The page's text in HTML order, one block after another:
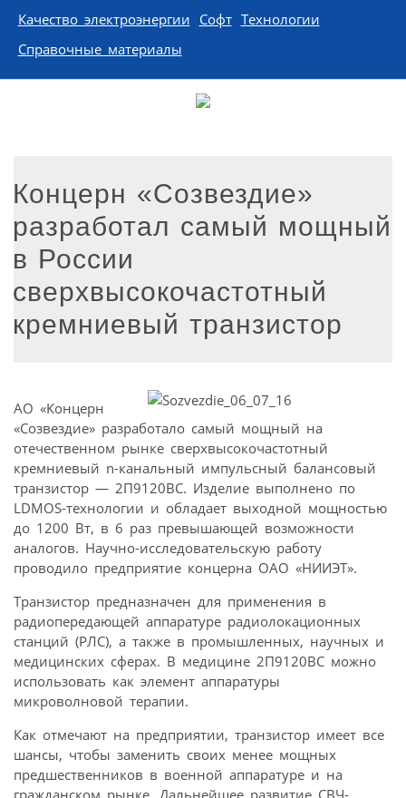
Качество электроэнергии Софт Технологии
Справочные материалы
Концерн «Созвездие»
разработал самый мощный
в России
сверхвысокочастотный
кремниевый транзистор
АО «Концерн
«Созвездие» разработало самый мощный на
отечественном рынке сверхвысокочастотный
кремниевый n-канальный импульсный балансовый
транзистор — 2П9120ВС. Изделие выполнено по
LDMOS-технологии и обладает выходной мощностью
до 1200 Вт, в 6 раз превышающей возможности
аналогов. Научно-исследовательскую работу
проводило предприятие концерна ОАО «НИИЭТ».
Транзистор предназначен для применения в
радиопередающей аппаратуре радиолокационных
станций (РЛС), а также в промышленных, научных и
медицинских сферах. В медицине 2П9120ВС можно
использовать как элемент аппаратуры
микроволновой терапии.
Как отмечают на предприятии, транзистор имеет все
шансы, чтобы заменить своих менее мощных
предшественников в военной аппаратуре и на
гражданском рынке. Дальнейшее развитие СВЧ-